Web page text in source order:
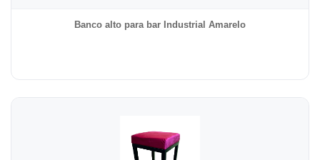
Banco alto para bar Industrial Amarelo